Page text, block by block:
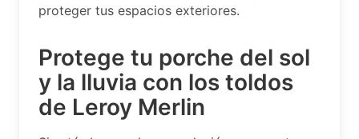
proteger tus espacios exteriores.
Protege tu porche del sol
y la lluvia con los toldos
de Leroy Merlin